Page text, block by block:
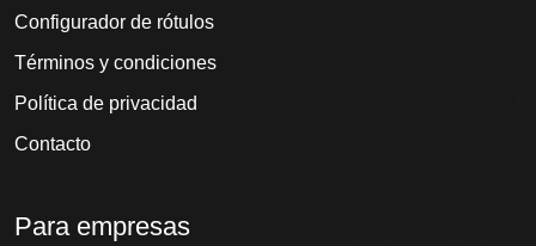
Configurador de rótulos
Términos y condiciones
Política de privacidad
Contacto
Para empresas